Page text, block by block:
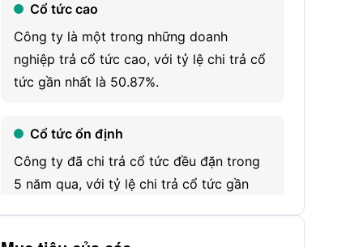
concept; The Pizza Hut Division, which
includes its worldwide operations of the
Pizza Hut concept; and The Habit Burger Grill
Division, which includes its worldwide
It develops, operates, or franchises a system
of both traditional and non-traditional
restaurants. KFC restaurants offer fried and
Mexican-style food products. Pizza Hut
specializes in the sale of ready-to-eat pizza
Cổ tức cao
Công ty là một trong những doanh
nghiệp trả cổ tức cao, với tỷ lệ chi trả cổ
tức gần nhất là 50.87%.
Cổ tức ổn định
Công ty đã chi trả cổ tức đều đặn trong
5 năm qua, với tỷ lệ chi trả cổ tức gần